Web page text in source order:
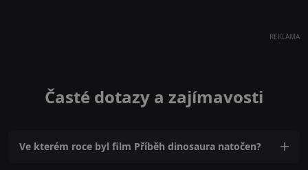
REKLAMA
Časté dotazy a zajímavosti
Ve kterém roce byl film Příběh dinosaura natočen?